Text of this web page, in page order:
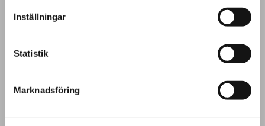
Inställningar
Statistik
Marknadsföring
Kundundersökning